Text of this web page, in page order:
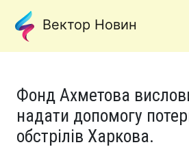
Вектор Новин
Фонд Ахметова
надати допомогу
обстрілів Харкова.